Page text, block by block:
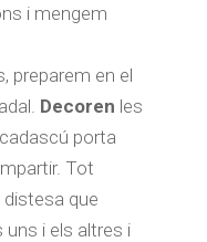
i mengem
preparem en el
Decoren les
porta
Tot
que
i els altres i